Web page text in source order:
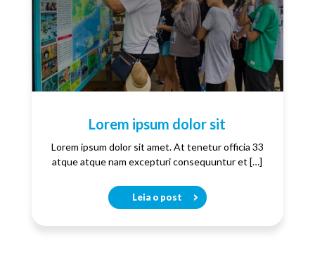
Lorem ipsum dolor sit
Lorem ipsum dolor sit amet. At tenetur officia 33
atque atque nam excepturi consequuntur et […]
Leia o post